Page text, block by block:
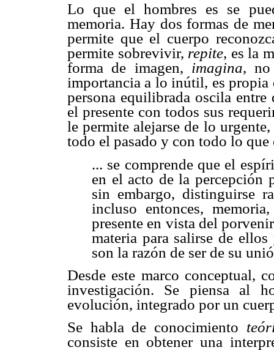
Lo que el hombres es se
memoria. Hay dos formas de
permite que el cuerpo
permite sobrevivir, repite, es la
forma de imagen, imagina, no
importancia a lo inútil, es propia
persona equilibrada oscila
el presente con todos sus
le permite alejarse de lo
todo el pasado y con todo lo que
... se comprende que el
en el acto de la percepción
sin embargo, distinguirse
incluso entonces,
presente en vista del
materia para salirse de
son la razón de ser de su
Desde este marco conceptual,
investigación. Se piensa al
evolución, integrado por un
Se habla de conocimiento
consiste en obtener una